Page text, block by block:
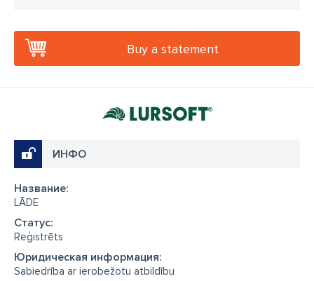
Buy a statement
ИНФО
Название:
LĀDE
Cтатус:
Reģistrēts
Юридическая информация:
Sabiedrība ar ierobežotu atbildību